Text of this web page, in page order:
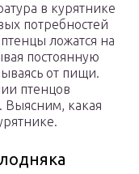
в курятнике
потребностей
ложатся на
постоянную
от пищи.
птенцов
Выясним, какая